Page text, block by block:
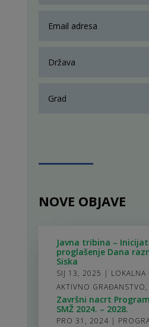
NOVE OBJAVE
Javna tribina –
proglašenje Dana
Siska
SIJ 13, 2025 | LOKALNA
AKTIVNO GRAĐANSTVO,
Završni nacrt
SMŽ 2024. – 2028.
PRO 31, 2024 |